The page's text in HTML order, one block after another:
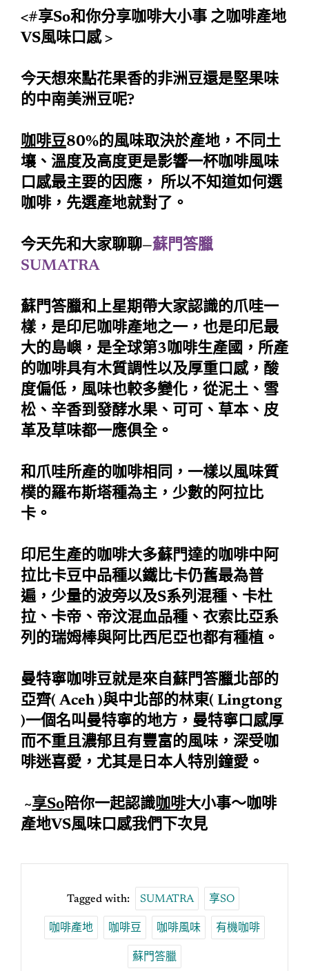
<#享So和你分享咖啡大小事 之咖啡產地
VS風味口感 >
今天想來點花果香的非洲豆還是堅果味
的中南美洲豆呢?
咖啡豆80%的風味取決於產地，不同土
壤、溫度及高度更是影響一杯咖啡風味
口感最主要的因應， 所以不知道如何選
咖啡，先選產地就對了。
今天先和大家聊聊—蘇門答臘
SUMATRA
蘇門答臘和上星期帶大家認識的爪哇一
樣，是印尼咖啡產地之一，也是印尼最
大的島嶼，是全球第3咖啡生產國，所產
的咖啡具有木質調性以及厚重口感，酸
度偏低，風味也較多變化，從泥土、雪
松、辛香到發酵水果、可可、草本、皮
革及草味都一應俱全。
和爪哇所產的咖啡相同，一樣以風味質
樸的羅布斯塔種為主，少數的阿拉比
卡。
印尼生產的咖啡大多蘇門達的咖啡中阿
拉比卡豆中品種以鐵比卡仍舊最為普
遍，少量的波旁以及S系列混種、卡杜
拉、卡帝、帝汶混血品種、衣索比亞系
列的瑞姆棒與阿比西尼亞也都有種植。
曼特寧咖啡豆就是來自蘇門答臘北部的
亞齊( Aceh )與中北部的林東( Lingtong
)一個名叫曼特寧的地方，曼特寧口感厚
而不重且濃郁且有豐富的風味，深受咖
啡迷喜愛，尤其是日本人特別鐘愛。
~享So陪你一起認識咖啡大小事～咖啡
產地VS風味口感我們下次見
Tagged with: SUMATRA 享SO
咖啡產地 咖啡豆 咖啡風味 有機咖啡
蘇門答臘